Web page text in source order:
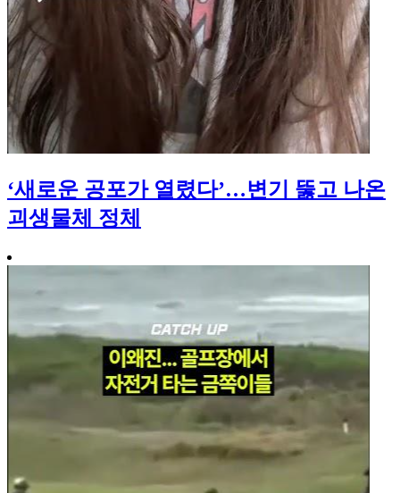
‘새로운 공포가 열렸다’…변기 뚫고 나온
괴생물체 정체